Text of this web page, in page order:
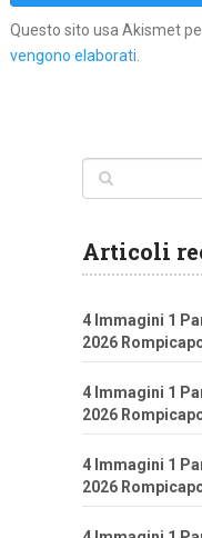
Questo sito usa Akismet
vengono elaborati
Articoli
4 Immagini 1
2026
4 Immagini 1
2026
4 Immagini 1
2026